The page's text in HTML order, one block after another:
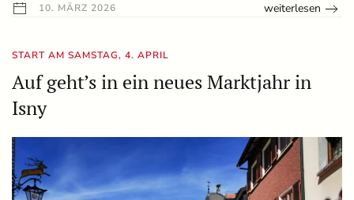
10. MÄRZ 2026 weiterlesen
START AM SAMSTAG, 4. APRIL
Auf geht’s in ein neues Marktjahr in
Isny